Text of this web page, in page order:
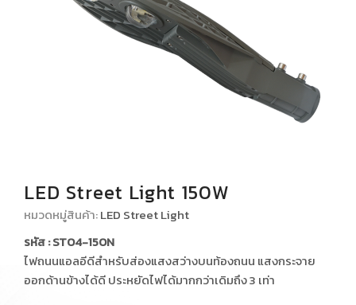
LED Street Light 150W
หมวดหมู่สินค้า:LED Street Light
รหัส : ST04-150N
ไฟถนนแอลอีดีสำหรับส่องแสงสว่างบนท้องถนน แสงกระจาย
ออกด้านข้างได้ดี ประหยัดไฟได้มากกว่าเดิมถึง 3 เท่า